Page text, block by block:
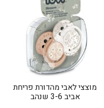
מוצצי לאבי מהדורת פריחת
אביב 3-6 שנהב